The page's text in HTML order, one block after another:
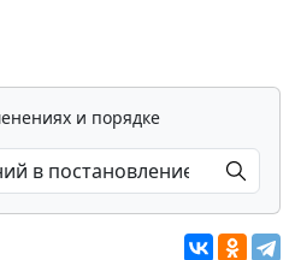
и порядке